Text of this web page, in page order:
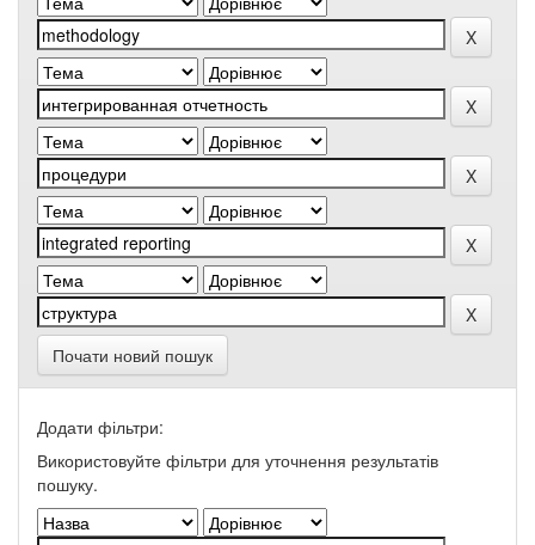
Почати новий пошук
Додати фільтри:
Використовуйте фільтри для уточнення результатів
пошуку.